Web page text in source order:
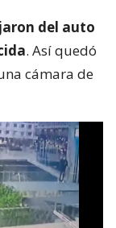
del auto
. Así quedó
cámara de